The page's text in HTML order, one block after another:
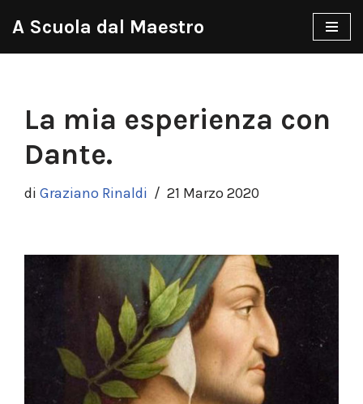
A Scuola dal Maestro
La mia esperienza con
Dante.
di Graziano Rinaldi 21 Marzo 2020